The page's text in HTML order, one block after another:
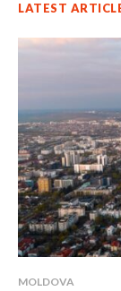
LATEST
MOLDOVA